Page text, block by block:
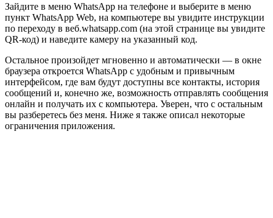
Зайдите в меню WhatsApp на телефоне и выберите в меню
пункт WhatsApp Web, на компьютере вы увидите инструкции
по переходу в веб.whatsapp.com (на этой странице вы увидите
QR-код) и наведите камеру на указанный код.
Остальное произойдет мгновенно и автоматически — в окне
браузера откроется WhatsApp с удобным и привычным
интерфейсом, где вам будут доступны все контакты, история
сообщений и, конечно же, возможность отправлять сообщения
онлайн и получать их с компьютера. Уверен, что с остальным
вы разберетесь без меня. Ниже я также описал некоторые
ограничения приложения.